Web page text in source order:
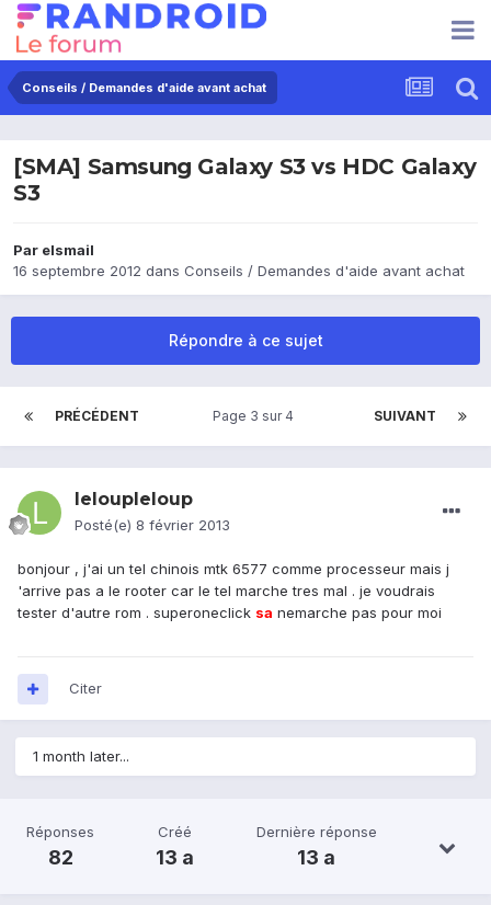
Conseils / Demandes d'aide avant achat
[SMA] Samsung Galaxy S3 vs HDC Galaxy
S3
Par elsmail
16 septembre 2012 dans Conseils / Demandes d'aide avant achat
Répondre à ce sujet
PRÉCÉDENT SUIVANT
Page 3 sur 4
leloupleloup
Posté(e) 8 février 2013
bonjour , j'ai un tel chinois mtk 6577 comme processeur mais j
'arrive pas a le rooter car le tel marche tres mal . je voudrais
tester d'autre rom . superoneclick sa nemarche pas pour moi
Citer
1 month later...
Réponses
82
Créé
13 a
Dernière réponse
13 a